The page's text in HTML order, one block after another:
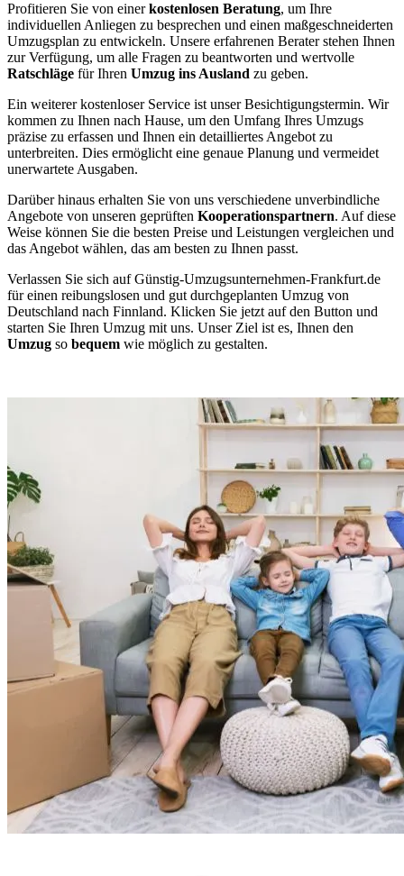
Profitieren Sie von einerkostenlosen Beratung, um Ihre
individuellen Anliegen zu besprechen und einen maßgeschneiderten
Umzugsplan zu entwickeln. Unsere erfahrenen Berater stehen Ihnen
zur Verfügung, um alle Fragen zu beantworten und wertvolle
Ratschläge für Ihren Umzug ins Ausland zu geben.
Ein weiterer kostenloser Service ist unser Besichtigungstermin. Wir
kommen zu Ihnen nach Hause, um den Umfang Ihres Umzugs
präzise zu erfassen und Ihnen ein detailliertes Angebot zu
unterbreiten. Dies ermöglicht eine genaue Planung und vermeidet
unerwartete Ausgaben.
Darüber hinaus erhalten Sie von uns verschiedene unverbindliche
Angebote von unseren geprüften Kooperationspartnern. Auf diese
Weise können Sie die besten Preise und Leistungen vergleichen und
das Angebot wählen, das am besten zu Ihnen passt.
Verlassen Sie sich auf Günstig-Umzugsunternehmen-Frankfurt.de
für einen reibungslosen und gut durchgeplanten Umzug von
Deutschland nach Finnland. Klicken Sie jetzt auf den Button und
starten Sie Ihren Umzug mit uns. Unser Ziel ist es, Ihnen den
Umzug so bequem wie möglich zu gestalten.